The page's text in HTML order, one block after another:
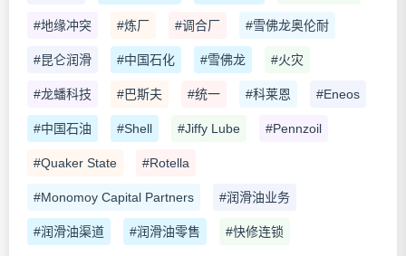
#地缘冲突 #炼厂 #调合厂 #雪佛龙奥伦耐
#昆仑润滑 #中国石化 #雪佛龙 #火灾
#龙蟠科技 #巴斯夫 #统一 #科莱恩 #Eneos
#中国石油 #Shell #Jiffy Lube #Pennzoil
#Quaker State #Rotella
#Monomoy Capital Partners #润滑油业务
#润滑油渠道 #润滑油零售 #快修连锁